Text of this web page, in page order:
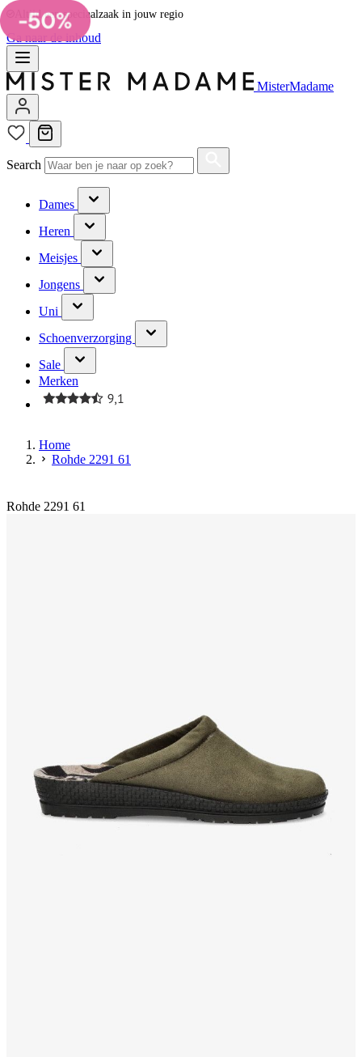
Persoonlijk advies van dé voetspecialist
Ga naar de inhoud
MisterMadame
Search
Dames
Heren
Meisjes
Jongens
Uni
Schoenverzorging
Sale
Merken
Home
Rohde 2291 61
Rohde 2291 61